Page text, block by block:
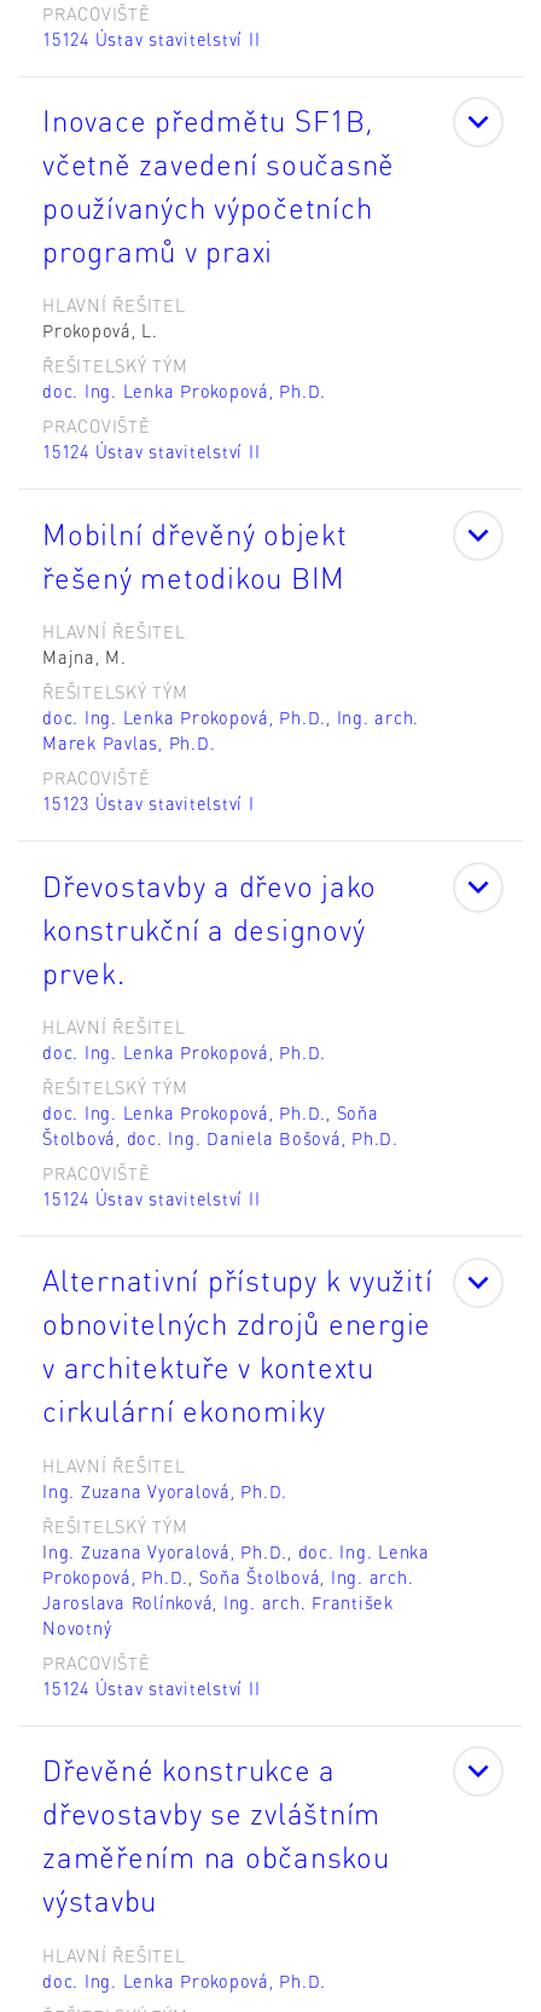
PRACOVIŠTĚ
15124 Ústav stavitelství II
Inovace předmětu SF1B,
včetně zavedení současně
používaných výpočetních
programů v praxi
HLAVNÍ ŘEŠITEL
Prokopová, L.
ŘEŠITELSKÝ TÝM
doc. Ing. Lenka Prokopová, Ph.D.
PRACOVIŠTĚ
15124 Ústav stavitelství II
Mobilní dřevěný objekt
řešený metodikou BIM
HLAVNÍ ŘEŠITEL
Majna, M.
ŘEŠITELSKÝ TÝM
doc. Ing. Lenka Prokopová, Ph.D.
Ing. arch.
Marek Pavlas, Ph.D.
PRACOVIŠTĚ
15123 Ústav stavitelství I
Dřevostavby a dřevo jako
konstrukční a designový
prvek.
HLAVNÍ ŘEŠITEL
doc. Ing. Lenka Prokopová, Ph.D.
ŘEŠITELSKÝ TÝM
doc. Ing. Lenka Prokopová, Ph.D.
Soňa
Štolbová
doc. Ing. Daniela Bošová, Ph.D.
PRACOVIŠTĚ
15124 Ústav stavitelství II
Alternativní přístupy k využití
obnovitelných zdrojů energie
v architektuře v kontextu
cirkulární ekonomiky
HLAVNÍ ŘEŠITEL
Ing. Zuzana Vyoralová, Ph.D.
ŘEŠITELSKÝ TÝM
Ing. Zuzana Vyoralová, Ph.D.
doc. Ing. Lenka
Prokopová, Ph.D.
Soňa Štolbová
Ing. arch.
Jaroslava Rolínková
Ing. arch. František
Novotný
PRACOVIŠTĚ
15124 Ústav stavitelství II
Dřevěné konstrukce a
dřevostavby se zvláštním
zaměřením na občanskou
výstavbu
HLAVNÍ ŘEŠITEL
doc. Ing. Lenka Prokopová, Ph.D.